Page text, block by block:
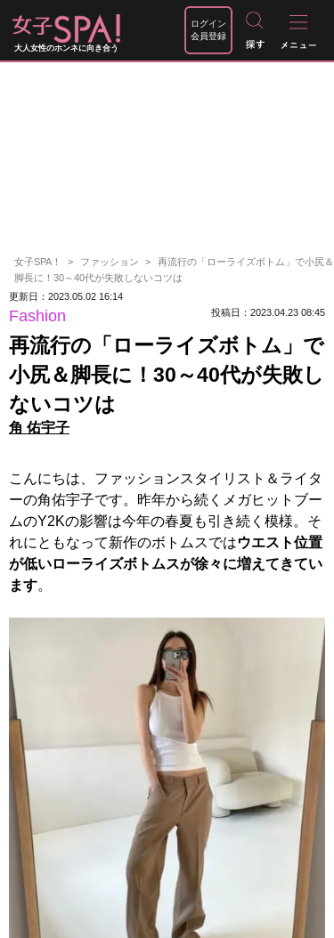
大人女性のホンネに向き合う
ログイン
会員登録
女子SPA！ ファッション
再流行の「ローライズボトム」で小尻＆
脚長に！30～40代が失敗しないコツは
更新日：2023.05.02 16:14
Fashion 投稿日：2023.04.23 08:45
再流行の「ローライズボトム」で
小尻＆脚長に！30～40代が失敗し
ないコツは
角 佑宇子
こんにちは、ファッションスタイリスト＆ライタ
ーの角佑宇子です。昨年から続くメガヒットブー
ムのY2Kの影響は今年の春夏も引き続く模様。そ
れにともなって新作のボトムスではウエスト位置
が低いローライズボトムスが徐々に増えてきてい
ます。